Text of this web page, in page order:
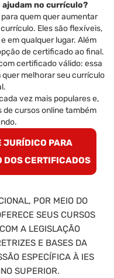
no currículo?
quem quer aumentar
Eles são flexíveis,
em qualquer lugar. Além
de certificado ao final.
certificado válido: essa
melhorar seu currículo
vez mais populares e,
cursos online também
JURÍDICO PARA
DOS CERTIFICADOS
POR MEIO DO
SEUS CURSOS
A LEGISLAÇÃO
E BASES DA
ESPECÍFICA À IES
SUPERIOR.